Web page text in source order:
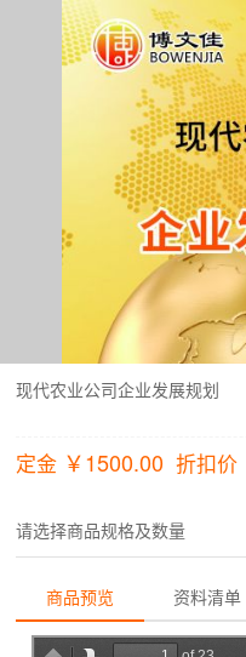
现代农业公司企业发展规划
定金 ￥1500.00 折扣价
请选择商品规格及数量
商品预览 资料清单